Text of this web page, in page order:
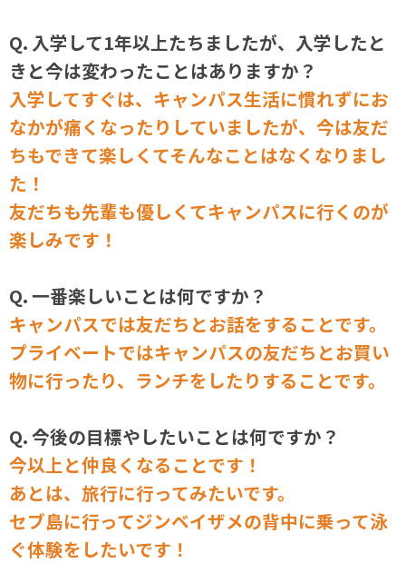
Q. 入学して1年以上たちましたが、入学したと
きと今は変わったことはありますか？
入学してすぐは、キャンパス生活に慣れずにお
なかが痛くなったりしていましたが、今は友だ
ちもできて楽しくてそんなことはなくなりまし
た！
友だちも先輩も優しくてキャンパスに行くのが
楽しみです！
Q. 一番楽しいことは何ですか？
キャンパスでは友だちとお話をすることです。
プライベートではキャンパスの友だちとお買い
物に行ったり、ランチをしたりすることです。
Q. 今後の目標やしたいことは何ですか？
今以上と仲良くなることです！
あとは、旅行に行ってみたいです。
セブ島に行ってジンベイザメの背中に乗って泳
ぐ体験をしたいです！